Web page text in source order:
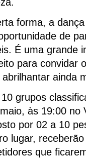
forma, a
de
É uma grande
para convidar
ainda
grupos
às 19:00 no
por 02 a 10
lugar,
que